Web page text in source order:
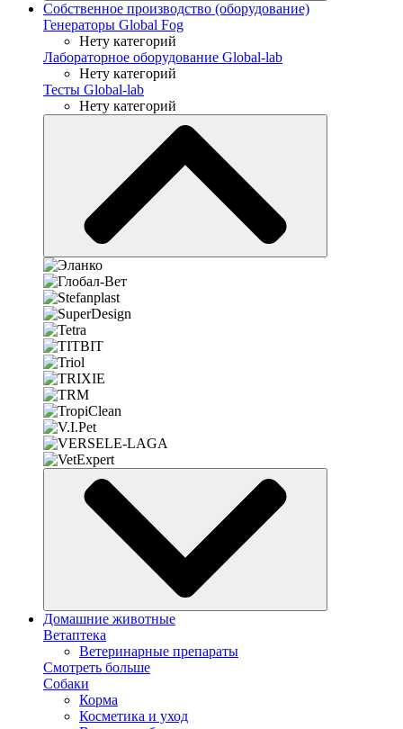
Собственное производство (оборудование)
Генераторы Global Fog
Нету категорий
Лабораторное оборудование Global-lab
Нету категорий
Тесты Global-lab
Нету категорий
Домашние животные
Ветаптека
Ветеринарные препараты
Смотреть больше
Собаки
Корма
Косметика и уход